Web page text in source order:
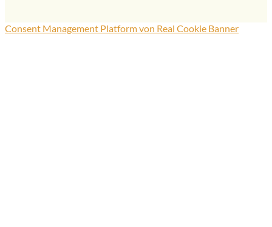
Consent Management Platform von Real Cookie Banner